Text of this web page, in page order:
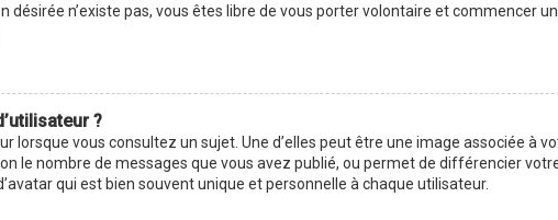
désirée n’existe pas, vous êtes libre de vous porter volontaire et commencer
?
lorsque vous consultez un sujet. Une d’elles peut être une image associée à
le nombre de messages que vous avez publié, ou permet de différencier
qui est bien souvent unique et personnelle à chaque utilisateur.